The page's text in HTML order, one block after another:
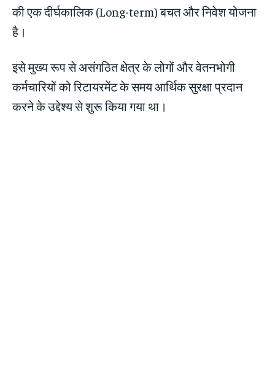
की एक दीर्घकालिक (Long-term) बचत और निवेश योजना
है।
इसे मुख्य रूप से असंगठित क्षेत्र के लोगों और वेतनभोगी
कर्मचारियों को रिटायरमेंट के समय आर्थिक सुरक्षा प्रदान
करने के उद्देश्य से शुरू किया गया था।